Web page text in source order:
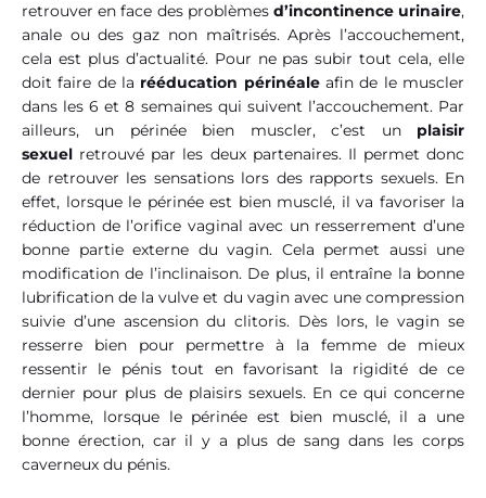
retrouver en face des problèmes d’incontinence urinaire,
anale ou des gaz non maîtrisés. Après l’accouchement,
cela est plus d’actualité. Pour ne pas subir tout cela, elle
doit faire de la rééducation périnéaleafin de le muscler
dans les 6 et 8 semaines qui suivent l’accouchement. Par
ailleurs, un périnée bien muscler, c’est un plaisir
sexuel retrouvé par les deux partenaires. Il permet donc
de retrouver les sensations lors des rapports sexuels. En
effet, lorsque le périnée est bien musclé, il va favoriser la
réduction de l’orifice vaginal avec un resserrement d’une
bonne partie externe du vagin. Cela permet aussi une
modification de l’inclinaison. De plus, il entraîne la bonne
lubrification de la vulve et du vagin avec une compression
suivie d’une ascension du clitoris. Dès lors, le vagin se
resserre bien pour permettre à la femme de mieux
ressentir le pénis tout en favorisant la rigidité de ce
dernier pour plus de plaisirs sexuels. En ce qui concerne
l’homme, lorsque le périnée est bien musclé, il a une
bonne érection, car il y a plus de sang dans les corps
caverneux du pénis.